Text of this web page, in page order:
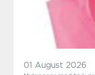
01 August 2026